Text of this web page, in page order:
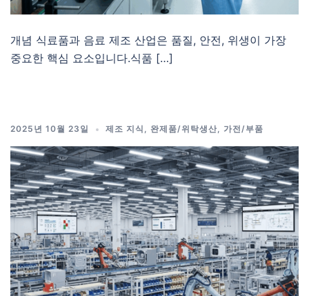
개념 식료품과 음료 제조 산업은 품질, 안전, 위생이 가장
중요한 핵심 요소입니다.식품 […]
2025년 10월 23일 제조 지식 , 완제품/위탁생산, 가전/부품